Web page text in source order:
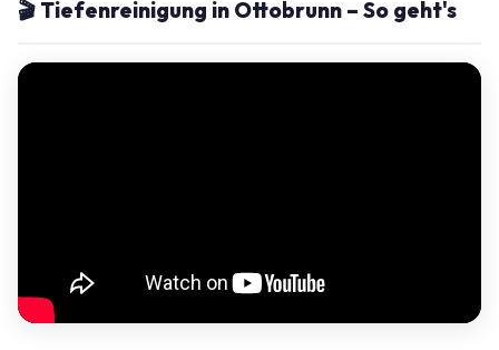
🎬 Tiefenreinigung in Ottobrunn – So geht's